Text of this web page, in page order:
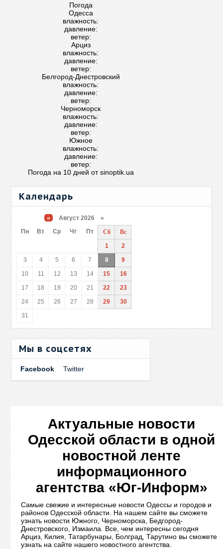
Погода
Одесса
влажность:
давление:
ветер:
Арциз
влажность:
давление:
ветер:
Белгород-Днестровский
влажность:
давление:
ветер:
Черноморск
влажность:
давление:
ветер:
Южное
влажность:
давление:
ветер:
Погода на 10 дней отsinoptik.ua
Календарь
« Август 2026 »
Пн
Вт Ср Чт Пт Сб
Вс
1
2
3
4 5 6 7 8
9
10
11 12 13 14 15
16
17
18 19 20 21 22
23
24
25 26 27 28 29
30
31
Мы в соцсетях
Facebook Twitter
Актуальные новости
Одесской области в одной
новостной ленте
информационного
агентства «Юг-Информ»
Самые свежие и интересные новости Одессы и городов и
районов Одесской области. На нашем сайте вы сможете
узнать новости Южного, Черноморска, Бедгород-
Днестровского, Измаила. Все, чем интересны сегодня
Арциз, Килия, Татарбунары, Болград, Тарутино вы сможете
узнать на сайте нашего новостного агентства.